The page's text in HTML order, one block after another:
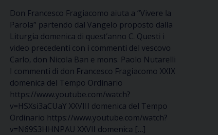
Don Francesco Fragiacomo aiuta a “Vivere la
Parola” partendo dal Vangelo proposto dalla
Liturgia domenica di quest’anno C. Questi i
video precedenti con i commenti del vescovo
Carlo, don Nicola Ban e mons. Paolo Nutarelli
I commenti di don Francesco Fragiacomo XXIX
domenica del Tempo Ordinario
https://www.youtube.com/watch?
v=HSXsi3aCUaY XXVIII domenica del Tempo
Ordinario https://www.youtube.com/watch?
v=N69S3HHNPAU XXVII domenica […]